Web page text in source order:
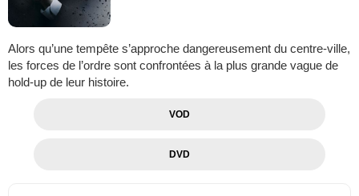
Alors qu’une tempête s’approche dangereusement du centre-ville,
les forces de l’ordre sont confrontées à la plus grande vague de
hold-up de leur histoire.
VOD
DVD